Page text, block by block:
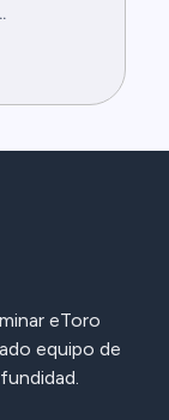
eToro
equipo de